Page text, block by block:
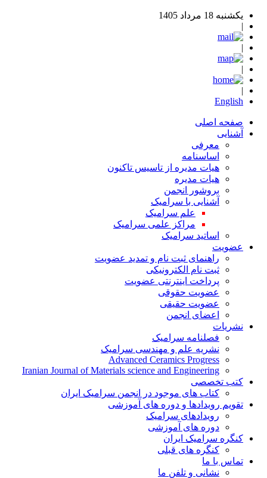
یکشنبه 18 مرداد 1405
English
صفحه اصلی
آشنایی
معرفی
اساسنامه
هیات مدیره از تاسیس تاکنون
هیات مدیره
بروشور انجمن
آشنایی با سرامیک
علم سرامیک
مراکز علمی سرامیک
اساتید سرامیک
عضویت
راهنمای ثبت نام و تمدید عضویت
ثبت نام الکترونیکی
پرداخت اینترنتی عضویت
عضویت حقوقی
عضویت حقیقی
اعضای انجمن
نشریات
فصلنامه سرامیک
نشریه علم و مهندسی سرامیک
Advanced Ceramics Progress
Iranian Journal of Materials science and Engineering
کتب تخصصی
کتاب های موجود در انجمن سرامیک ایران
تقویم رویدادها و دوره های آموزشی
رویدادهای سرامیک
دوره های آموزشی
کنگره سرامیک ایران
کنگره های قبلی
تماس با ما
نشانی و تلفن ما